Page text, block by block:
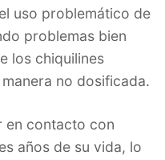
uso problemático de
problemas bien
los chiquilines
no dosificada.
en contacto con
años de su vida, lo